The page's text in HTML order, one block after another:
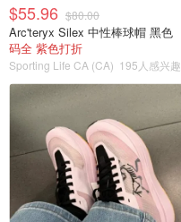
$55.96 $80.00
Arc'teryx Silex 中性棒球帽 黑色
码全 紫色打折
Sporting Life CA (CA) 195人感兴趣